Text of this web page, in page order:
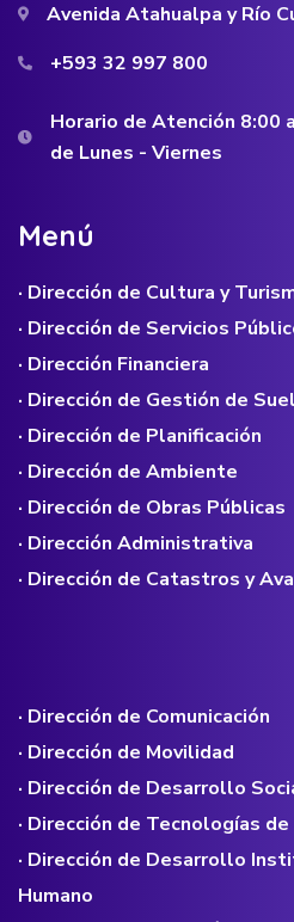
Avenida Atahualpa y Río
+593 32 997 800
Horario de Atención 8:00
de Lunes - Viernes
Menú
· Dirección de Cultura y
· Dirección de Servicios
· Dirección Financiera
· Dirección de Gestión de
· Dirección de Planificación
· Dirección de Ambiente
· Dirección de Obras Públicas
· Dirección Administrativa
· Dirección de Catastros y
· Dirección de Comunicación
· Dirección de Movilidad
· Dirección de Desarrollo
· Dirección de Tecnologías
· Dirección de Desarrollo
Humano